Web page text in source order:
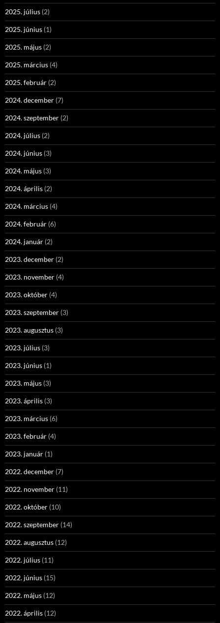
2025. július (2)
2025. június (1)
2025. május (2)
2025. március (4)
2025. február (2)
2024. december (7)
2024. szeptember (2)
2024. július (2)
2024. június (3)
2024. május (3)
2024. április (2)
2024. március (4)
2024. február (6)
2024. január (2)
2023. december (2)
2023. november (4)
2023. október (4)
2023. szeptember (3)
2023. augusztus (3)
2023. július (3)
2023. június (1)
2023. május (3)
2023. április (3)
2023. március (6)
2023. február (4)
2023. január (1)
2022. december (7)
2022. november (11)
2022. október (10)
2022. szeptember (14)
2022. augusztus (12)
2022. július (11)
2022. június (15)
2022. május (12)
2022. április (12)